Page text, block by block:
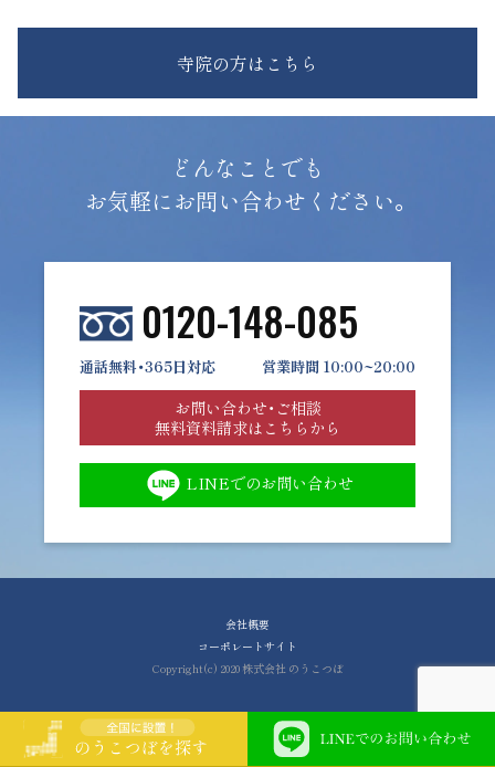
寺院の方はこちら
どんなことでも
お気軽にお問い合わせください。
0120-148-085
通話無料・365日対応 営業時間 10:00~20:00
お問い合わせ・ご相談
無料資料請求はこちらから
LINEでのお問い合わせ
会社概要
コーポレートサイト
Copyright(c) 2020 株式会社 のうこつぼ